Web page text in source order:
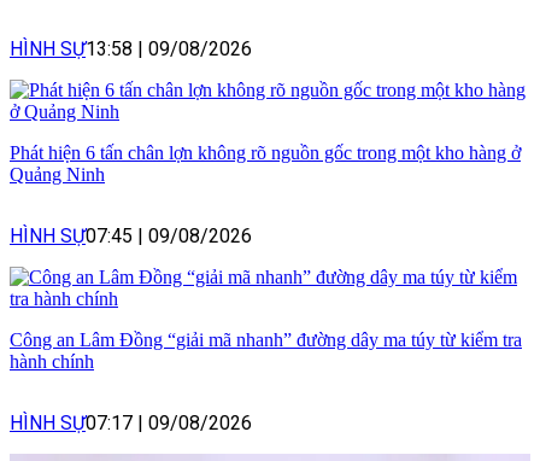
HÌNH SỰ13:58 09/08/2026
Phát hiện 6 tấn chân lợn không rõ nguồn gốc trong một kho hàng ở
Quảng Ninh
HÌNH SỰ07:45 09/08/2026
Công an Lâm Đồng “giải mã nhanh” đường dây ma túy từ kiểm tra
hành chính
HÌNH SỰ07:17 09/08/2026